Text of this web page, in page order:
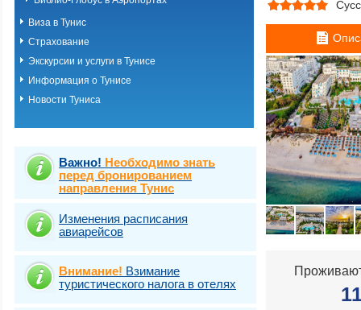
Виза в Тунис
Страхование
Экскурсии и услуги в Тунисе
Информация о Тунисе
Новости Туниса
Важно! Необходимо знать
перед бронированием
направления Тунис
Изменения расписания
авиарейсов
Внимание! Взимание
туристического налога в отелях
Сусс